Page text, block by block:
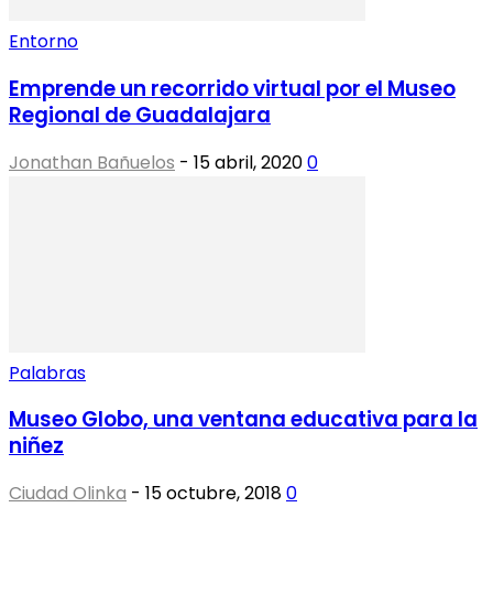
Entorno
Emprende un recorrido virtual por el Museo
Regional de Guadalajara
Jonathan Bañuelos - 15 abril, 20200
Palabras
Museo Globo, una ventana educativa para la
niñez
Ciudad Olinka - 15 octubre, 20180